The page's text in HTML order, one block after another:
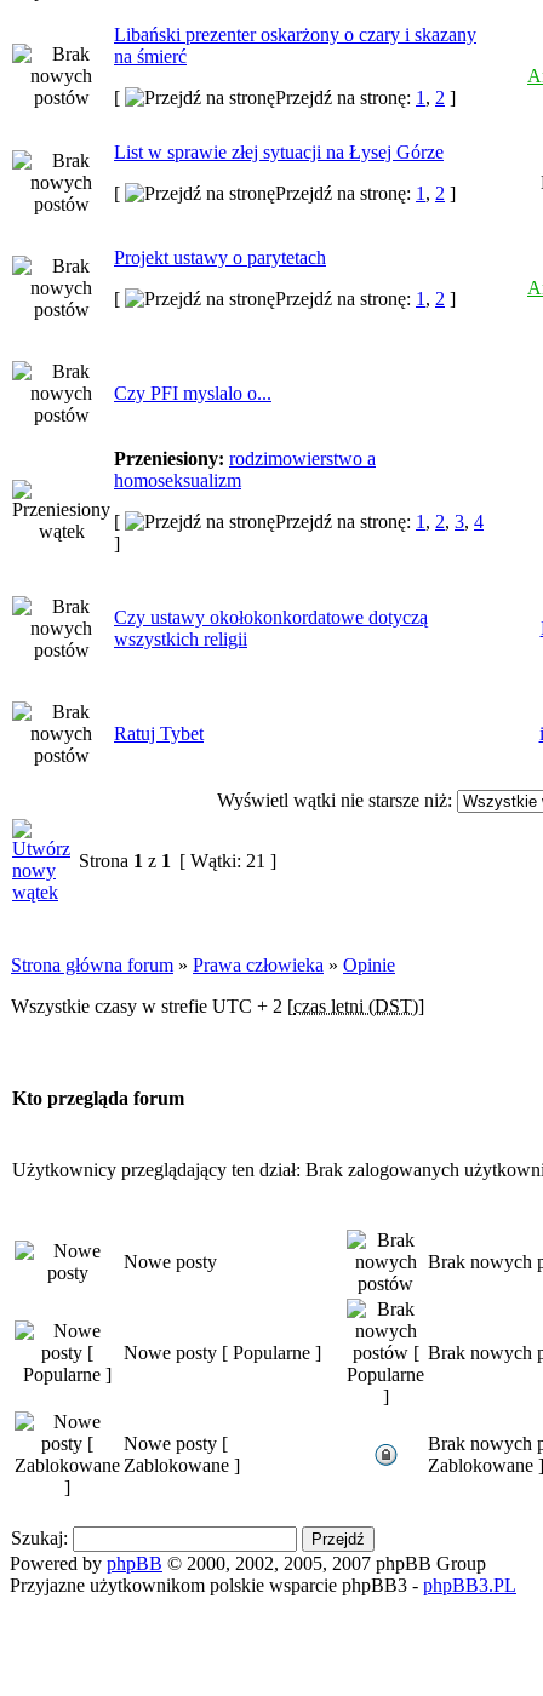
Libański prezenter oskarżony o czary i skazany
na śmierć
[
Przejdź na stronę: 1 , 2 ]
List w sprawie złej sytuacji na Łysej Górze
[
Przejdź na stronę: 1 , 2 ]
Projekt ustawy o parytetach
[
Przejdź na stronę: 1 , 2 ]
Czy PFI myslalo o...
Przeniesiony: rodzimowierstwo a
homoseksualizm
[
Przejdź na stronę: 1 , 2, 3, 4
]
Czy ustawy okołokonkordatowe dotyczą
wszystkich religii
Ratuj Tybet
Wyświetl wątki nie starsze niż:
Strona 1 z 1 [ Wątki: 21 ]
Strona główna forum » Prawa człowieka » Opinie
Wszystkie czasy w strefie UTC + 2 [czas letni (DST)]
Kto przegląda forum
Użytkownicy przeglądający ten dział: Brak zalogowanych
Nowe posty Brak nowych
Nowe posty [ Popularne ] Brak nowych
Nowe posty [
Zablokowane ]
Brak nowych
Zablokowane ]
Szukaj:
Powered by phpBB © 2000, 2002, 2005, 2007 phpBB Group
Przyjazne użytkownikom polskie wsparcie phpBB3 - phpBB3.PL